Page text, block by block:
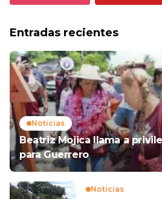
Entradas recientes
Noticias
Beatriz Mojica llama a
para Guerrero
Noticias